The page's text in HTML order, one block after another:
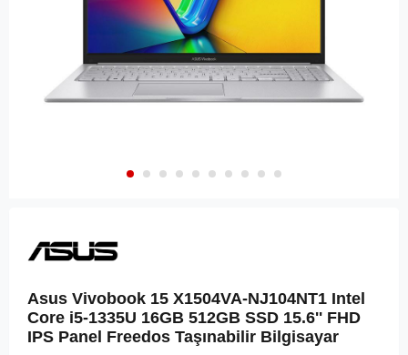
Asus Vivobook 15 X1504VA-NJ104NT1 Intel
Core i5-1335U 16GB 512GB SSD 15.6'' FHD
IPS Panel Freedos Taşınabilir Bilgisayar